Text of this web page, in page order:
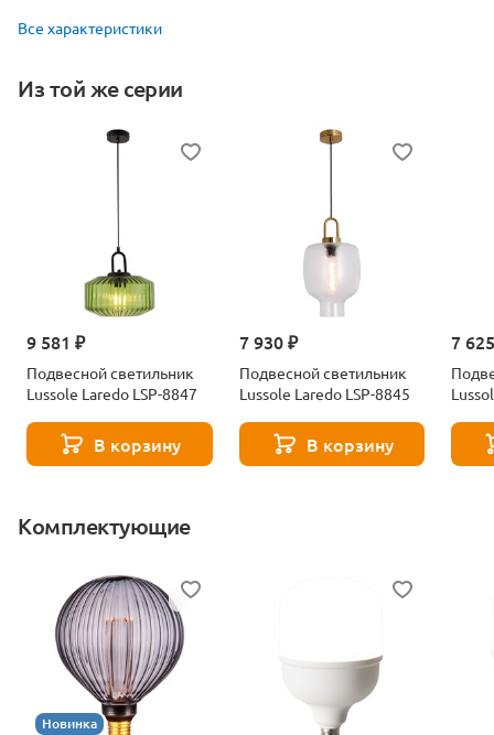
Все характеристики
Из той же серии
9 581 ₽
Подвесной светильник
Lussole Laredo LSP-8847
В корзину
7 930 ₽
Подвесной светильник
Lussole Laredo LSP-8845
В корзину
7
Комплектующие
Новинка